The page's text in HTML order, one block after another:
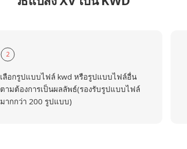
2
เลือกรูปแบบไฟล์ kwd หรือรูปแบบไฟล์อื่น
ตามต้องการเป็นผลลัพธ์(รองรับรูปแบบไฟล์
มากกว่า 200 รูปแบบ)